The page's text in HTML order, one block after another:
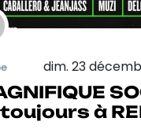
dim. 23
à